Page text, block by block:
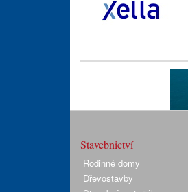
Stavebnictví
Rodinné domy
Dřevostavby